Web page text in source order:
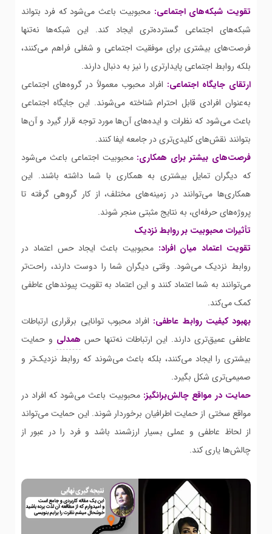
تقویت شبکه‌های اجتماعی: محبوبیت باعث می‌شود که فرد بتواند
شبکه‌های اجتماعی گسترده‌تری ایجاد کند. این شبکه‌ها نه‌تنها
فرصت‌های بیشتری برای موفقیت اجتماعی و شغلی فراهم می‌کنند،
بلکه روابط اجتماعی پایدارتری را نیز به دنبال دارند.
ارتقای جایگاه اجتماعی: افراد محبوب معمولاً در گروه‌های اجتماعی
به‌عنوان افرادی قابل احترام شناخته می‌شوند. این جایگاه اجتماعی
باعث می‌شود که نظرات و ایده‌های آن‌ها مورد توجه قرار گیرد و آن‌ها
بتوانند نقش‌های کلیدی‌تری در جامعه ایفا کنند.
فرصت‌های بیشتر برای همکاری: محبوبیت اجتماعی باعث می‌شود
که دیگران تمایل بیشتری به همکاری با شما داشته باشند. این
همکاری‌ها می‌توانند در زمینه‌های مختلف، از کار گروهی گرفته تا
پروژه‌های حرفه‌ای، به نتایج مثبتی منجر شوند.
تأثیرات محبوبیت بر روابط نزدیک
تقویت اعتماد میان افراد: محبوبیت باعث ایجاد حس اعتماد در
روابط نزدیک می‌شود. وقتی دیگران شما را دوست دارند، راحت‌تر
می‌توانند به شما اعتماد کنند و این اعتماد به تقویت پیوندهای عاطفی
کمک می‌کند.
بهبود کیفیت روابط عاطفی: افراد محبوب توانایی برقراری ارتباطات
عاطفی عمیق‌تری دارند. این ارتباطات نه‌تنها حس همدلی و حمایت
بیشتری را ایجاد می‌کنند، بلکه باعث می‌شوند که روابط نزدیک‌تر و
صمیمی‌تری شکل بگیرد.
حمایت در مواقع چالش‌برانگیز: محبوبیت باعث می‌شود که افراد در
مواقع سختی از حمایت اطرافیان برخوردار شوند. این حمایت می‌تواند
از لحاظ عاطفی و عملی بسیار ارزشمند باشد و فرد را در عبور از
چالش‌ها یاری کند.